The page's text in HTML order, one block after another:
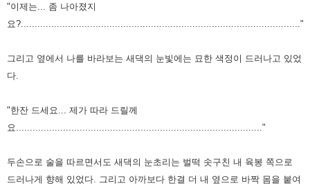
"이제는... 좀 나아졌지
요?....................................................................................................."
그리고 옆에서 나를 바라보는 새댁의 눈빛에는 묘한 색정이 드러나고 있었
다.
"한잔 드세요... 제가 따라 드릴께
요........................................................................................."
두손으로 술을 따르면서도 새댁의 눈초리는 벌떡 솟구친 내 육봉 쪽으로
드러나게 향해 있었다. 그리고 아까보다 한결 더 내 옆으로 바짝 몸을 붙여